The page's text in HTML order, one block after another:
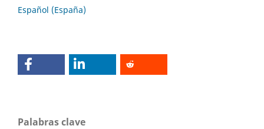
Español (España)
Palabras clave